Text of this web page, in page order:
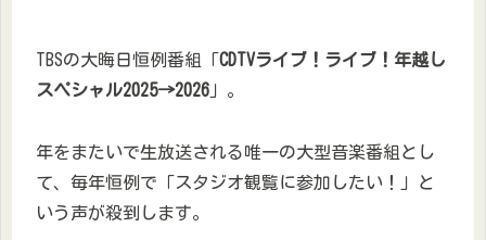
TBSの大晦日恒例番組「CDTVライブ！ライブ！年越し
スペシャル2025→2026 」。
年をまたいで生放送される唯一の大型音楽番組とし
て、毎年恒例で「スタジオ観覧に参加したい！」と
いう声が殺到します。